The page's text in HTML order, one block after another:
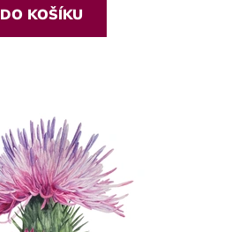
DO KOŠÍKU